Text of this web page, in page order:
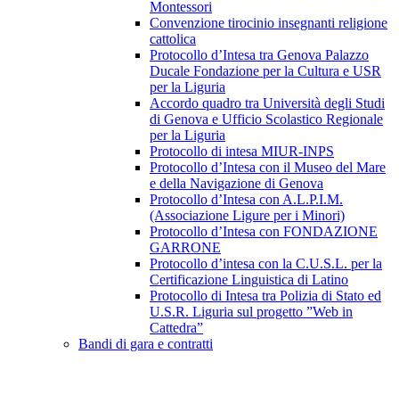
Montessori
Convenzione tirocinio insegnanti religione
cattolica
Protocollo d’Intesa tra Genova Palazzo
Ducale Fondazione per la Cultura e USR
per la Liguria
Accordo quadro tra Università degli Studi
di Genova e Ufficio Scolastico Regionale
per la Liguria
Protocollo di intesa MIUR-INPS
Protocollo d’Intesa con il Museo del Mare
e della Navigazione di Genova
Protocollo d’Intesa con A.L.P.I.M.
(Associazione Ligure per i Minori)
Protocollo d’Intesa con FONDAZIONE
GARRONE
Protocollo d’intesa con la C.U.S.L. per la
Certificazione Linguistica di Latino
Protocollo di Intesa tra Polizia di Stato ed
U.S.R. Liguria sul progetto ”Web in
Cattedra”
Bandi di gara e contratti